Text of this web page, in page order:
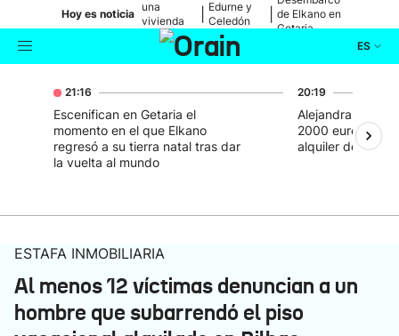
Hoy es noticia
una
vivienda
de Bilbao
Edurne y
Celedón
Txiki
de Elkano en
Getaria
ES
Buscador Actualidad
Política
Eguraldia
21:16
Escenifican en Getaria el
momento en el que Elkano
regresó a su tierra natal tras dar
la vuelta al mundo
20:19
Alejandra relata
2000 euros en
alquiler de un
ESTAFA INMOBILIARIA
Al menos 12 víctimas denuncian a un
hombre que subarrendó el piso